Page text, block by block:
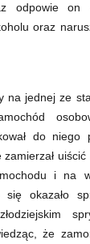
odpowie on
oraz
na jednej ze
do niego
i na
okazało
że